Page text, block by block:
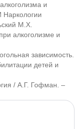
и
М.X.
алкоголизме и
зависимость.
детей и
/ А.Г. Гофман. –